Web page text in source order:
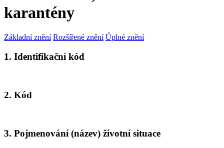
karantény
Základní znění Rozšířené znění Úplné znění
1. Identifikační kód
2. Kód
3. Pojmenování (název) životní situace